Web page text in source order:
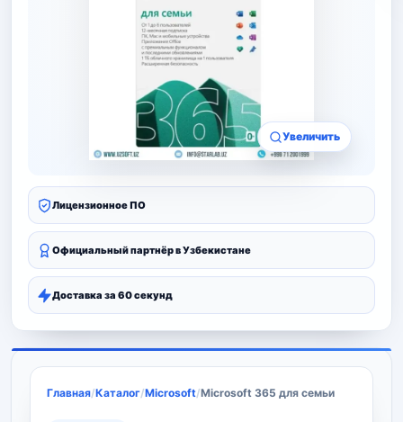
Увеличить
Лицензионное ПО
Официальный партнёр в Узбекистане
Доставка за 60 секунд
Главная/Каталог/Microsoft/Microsoft 365 для семьи